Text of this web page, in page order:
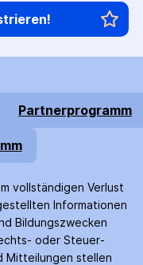
Partnerprogramm
voll­ständigen Verlust
Informationen
Bildungs­zwecken
oder Steuer­
Mitteilungen stellen